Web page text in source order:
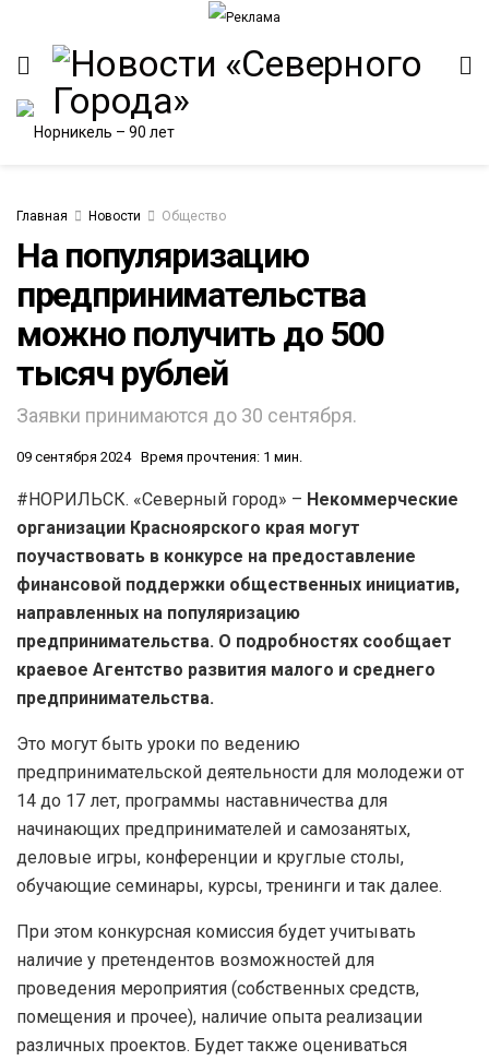
Главная Новости Общество
На популяризацию
предпринимательства
можно получить до 500
тысяч рублей
Заявки принимаются до 30 сентября.
09 сентября 2024 Время прочтения: 1 мин.
#НОРИЛЬСК. «Северный город» – Некоммерческие
организации Красноярского края могут
поучаствовать в конкурсе на предоставление
финансовой поддержки общественных инициатив,
направленных на популяризацию
предпринимательства. О подробностях сообщает
краевое Агентство развития малого и среднего
предпринимательства.
Это могут быть уроки по ведению
предпринимательской деятельности для молодежи от
14 до 17 лет, программы наставничества для
начинающих предпринимателей и самозанятых,
деловые игры, конференции и круглые столы,
обучающие семинары, курсы, тренинги и так далее.
При этом конкурсная комиссия будет учитывать
наличие у претендентов возможностей для
проведения мероприятия (собственных средств,
помещения и прочее), наличие опыта реализации
различных проектов. Будет также оцениваться